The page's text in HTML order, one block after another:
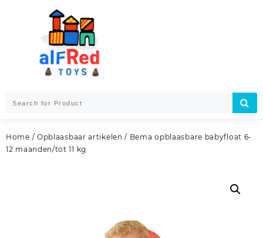
Home / Opblaasbaar artikelen / Bema opblaasbare babyfloat 6-
12 maanden/tot 11 kg